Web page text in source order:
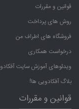
قوانین و مقررات
روش های پرداخت
فروشگاه های اطراف من
درخواست همکاری
ویدئوهای آموزش سایت آفکادو
بلاگ آفکادویی ها!
قوانین و مقررات